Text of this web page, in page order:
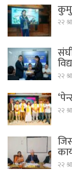
२२
२२
२२
२२